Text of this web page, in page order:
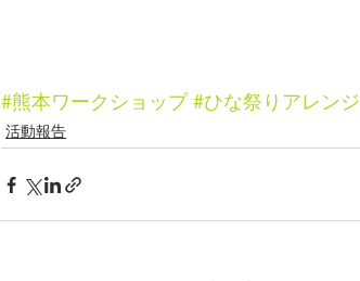
#熊本ワークショップ #ひな祭りアレンジ
活動報告